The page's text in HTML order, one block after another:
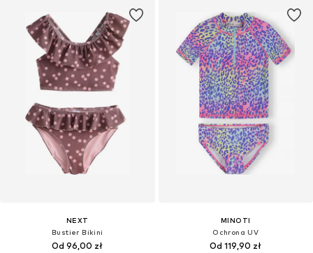
NEXT
Bustier Bikini
Od 96,00 zł
MINOTI
Ochrona UV
Od 119,90 zł